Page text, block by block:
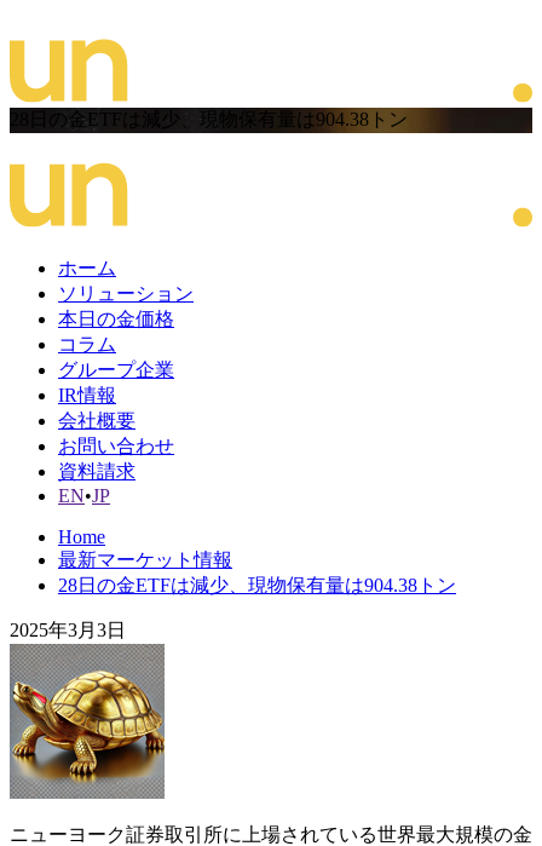
28日の金ETFは減少、現物保有量は904.38トン
ホーム
ソリューション
本日の金価格
コラム
グループ企業
IR情報
会社概要
お問い合わせ
資料請求
EN•JP
Home
最新マーケット情報
28日の金ETFは減少、現物保有量は904.38トン
2025年3月3日
ニューヨーク証券取引所に上場されている世界最大規模の金